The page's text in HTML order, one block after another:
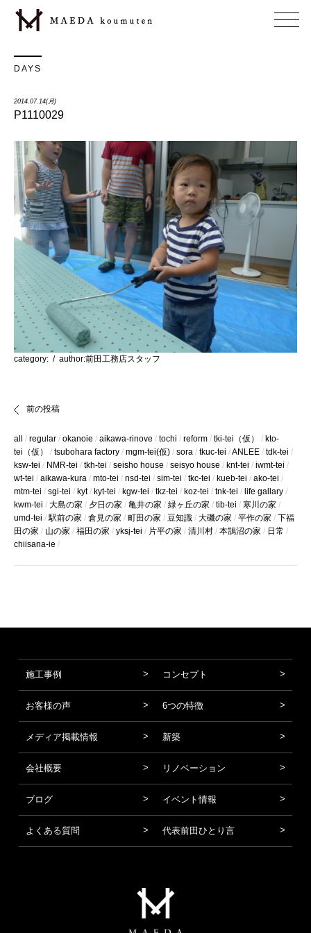
DAYS
2014.07.14(月)
P1110029
category: / author:前田工務店スタッフ
前の投稿
all regular okanoie aikawa-rinove tochi reform tki-tei（仮）
kto-
tei（仮）
tsubohara factory mgm-tei(仮) sora tkuc-tei ANLEE
tdk-tei
ksw-tei
NMR-tei tkh-tei seisho house seisyo house knt-tei
iwmt-tei
wt-tei
aikawa-kura mto-tei nsd-tei sim-tei tkc-tei kueb-tei
ako-tei
mtm-tei
sgi-tei kyt kyt-tei kgw-tei tkz-tei koz-tei tnk-tei
life gallary
kwm-tei
大島の家 夕日の家 亀井の家 緑ヶ丘の家 tib-tei
寒川の家
umd-tei
駅前の家 倉見の家 町田の家 豆知識 大磯の家 平作の家
下福
田の家
山の家 福田の家 yksj-tei 片平の家 清川村 本鵠沼の家
日常
chiisana-ie
施工事例 コンセプト
お客様の声 6つの特徴
メディア掲載情報 新築
会社概要 リノベーション
ブログ イベント情報
よくある質問 代表前田ひとり言